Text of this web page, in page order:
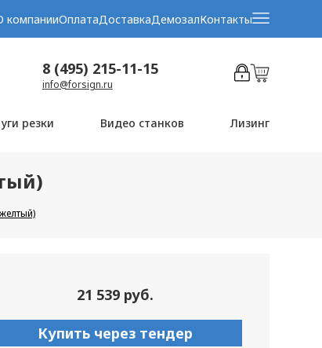
компанииОплатаДоставкаДемозалКонтакты
8 (495) 215-11-15
info@forsign.ru
резки Видео станков Лизинг
21 539 руб.
Купить через тендер